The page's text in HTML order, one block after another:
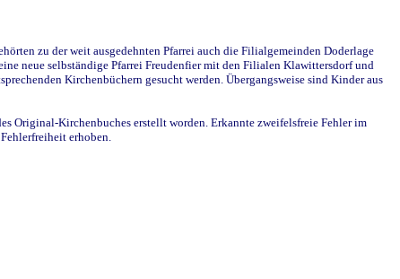
zu der weit ausgedehnten Pfarrei auch die Filialgemeinden Doderlage
neue selbständige Pfarrei Freudenfier mit den Filialen Klawittersdorf und
Kirchenbüchern gesucht werden. Übergangsweise sind Kinder aus
Original-Kirchenbuches erstellt worden. Erkannte zweifelsfreie Fehler im
erhoben.